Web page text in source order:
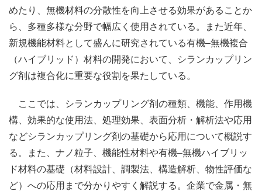
めたり、無機材料の分散性を向上させる効果があることか
ら、多種多様な分野で幅広く使用されている。また近年、
新規機能材料として盛んに研究されている有機–無機複合
（ハイブリッド）材料の開発において、シランカップリン
グ剤は複合化に重要な役割を果たしている。
ここでは、シランカップリング剤の種類、機能、作用機
構、効果的な使用法、処理効果、表面分析・解析法や応用
などシランカップリング剤の基礎から応用について概説す
る。また、ナノ粒子、機能性材料や有機–無機ハイブリッ
ド材料の基礎（材料設計、調製法、構造解析、物性評価な
ど）への応用まで分かりやすく解説する。企業で金属・無